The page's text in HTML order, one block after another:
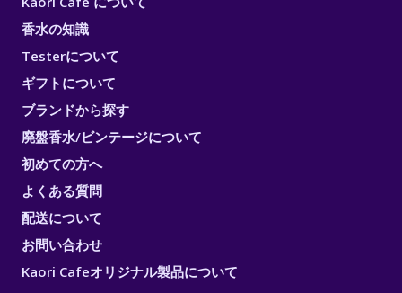
香水の知識
Testerについて
ギフトについて
ブランドから探す
廃盤香水/ビンテージについて
初めての方へ
よくある質問
配送について
お問い合わせ
Kaori Cafeオリジナル製品について